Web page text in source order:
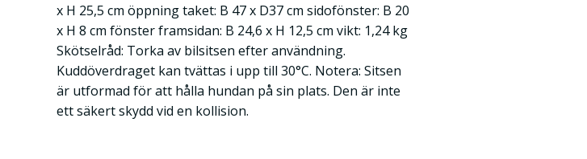
x H 25,5 cm öppning taket: B 47 x D37 cm sidofönster: B 20
x H 8 cm fönster framsidan: B 24,6 x H 12,5 cm vikt: 1,24 kg
Skötselråd: Torka av bilsitsen efter användning.
Kuddöverdraget kan tvättas i upp till 30°C. Notera: Sitsen
är utformad för att hålla hundan på sin plats. Den är inte
ett säkert skydd vid en kollision.